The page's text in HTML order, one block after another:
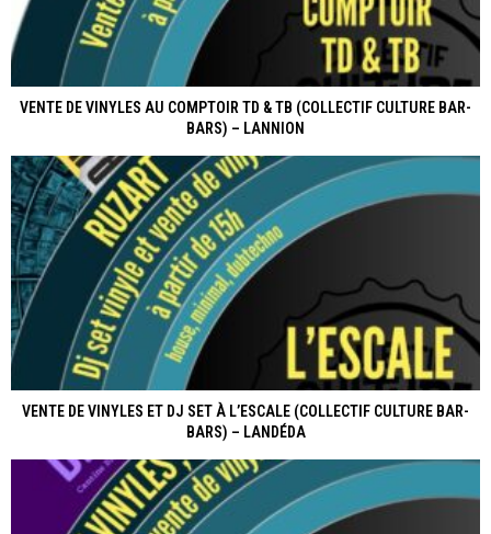
VENTE DE VINYLES AU COMPTOIR TD & TB (COLLECTIF CULTURE BAR-
BARS) – LANNION
VENTE DE VINYLES ET DJ SET À L’ESCALE (COLLECTIF CULTURE BAR-
BARS) – LANDÉDA